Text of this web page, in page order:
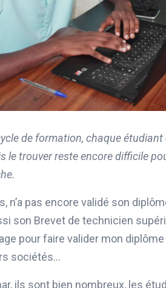
de formation, chaque
le trouver reste encore difficile
n’a pas encore validé son
son Brevet de technicien
pour faire valider mon
sociétés…
ils sont bien nombreux, les